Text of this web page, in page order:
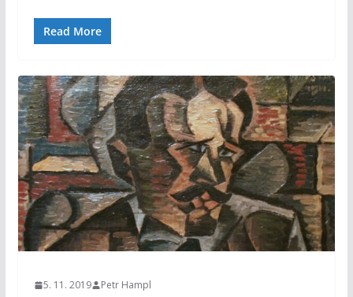
Read More
5. 11. 2019 Petr Hampl